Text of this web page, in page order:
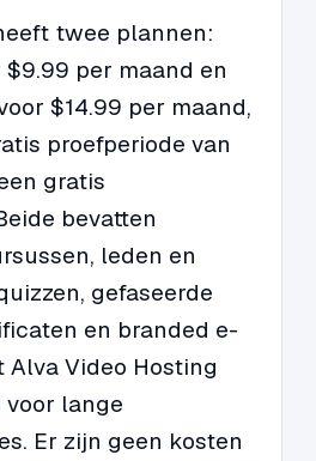
twee plannen:
per maand en
$14.99 per maand,
proefperiode van
gratis
bevatten
leden en
gefaseerde
en branded e-
Alva Video Hosting
voor lange
Er zijn geen kosten